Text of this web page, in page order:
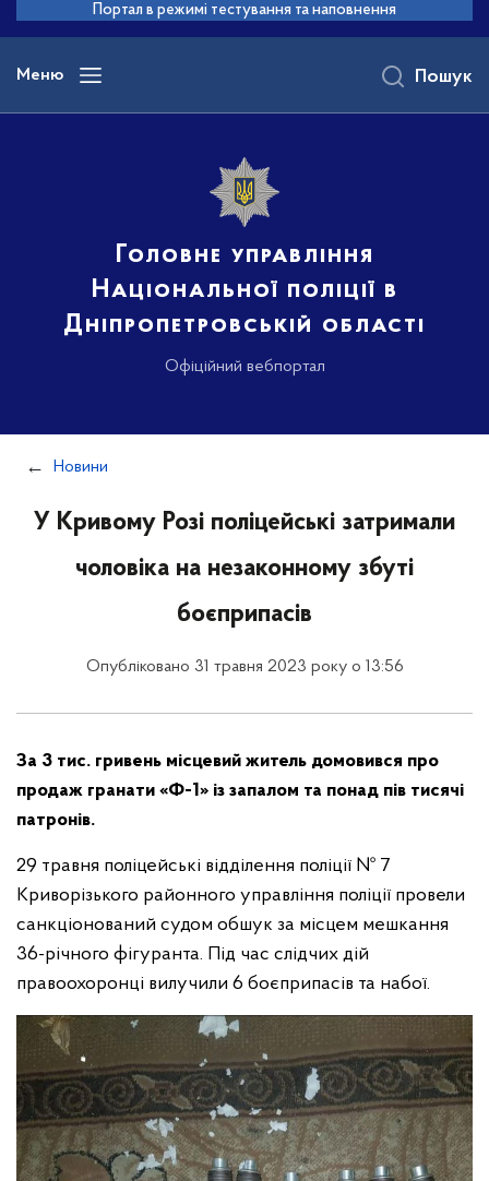
основного
вмісту
Портал в режимі тестування та наповнення
Меню
Головне управління
Національної поліції в
Дніпропетровській області
Офіційний вебпортал
Пошук
Новини
У Кривому Розі поліцейські затримали
чоловіка на незаконному збуті
боєприпасів
Опубліковано 31 травня 2023 року о 13:56
За 3 тис. гривень місцевий житель домовився про
продаж гранати «Ф-1» із запалом та понад пів тисячі
патронів.
29 травня поліцейські відділення поліції № 7
Криворізького районного управління поліції провели
санкціонований судом обшук за місцем мешкання
36-річного фігуранта. Під час слідчих дій
правоохоронці вилучили 6 боєприпасів та набої.